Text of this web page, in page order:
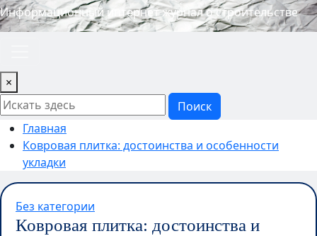
Информационный интернет журнал о строительстве
×
Поиск
Главная
Ковровая плитка: достоинства и особенности
укладки
Без категории
Ковровая плитка: достоинства и